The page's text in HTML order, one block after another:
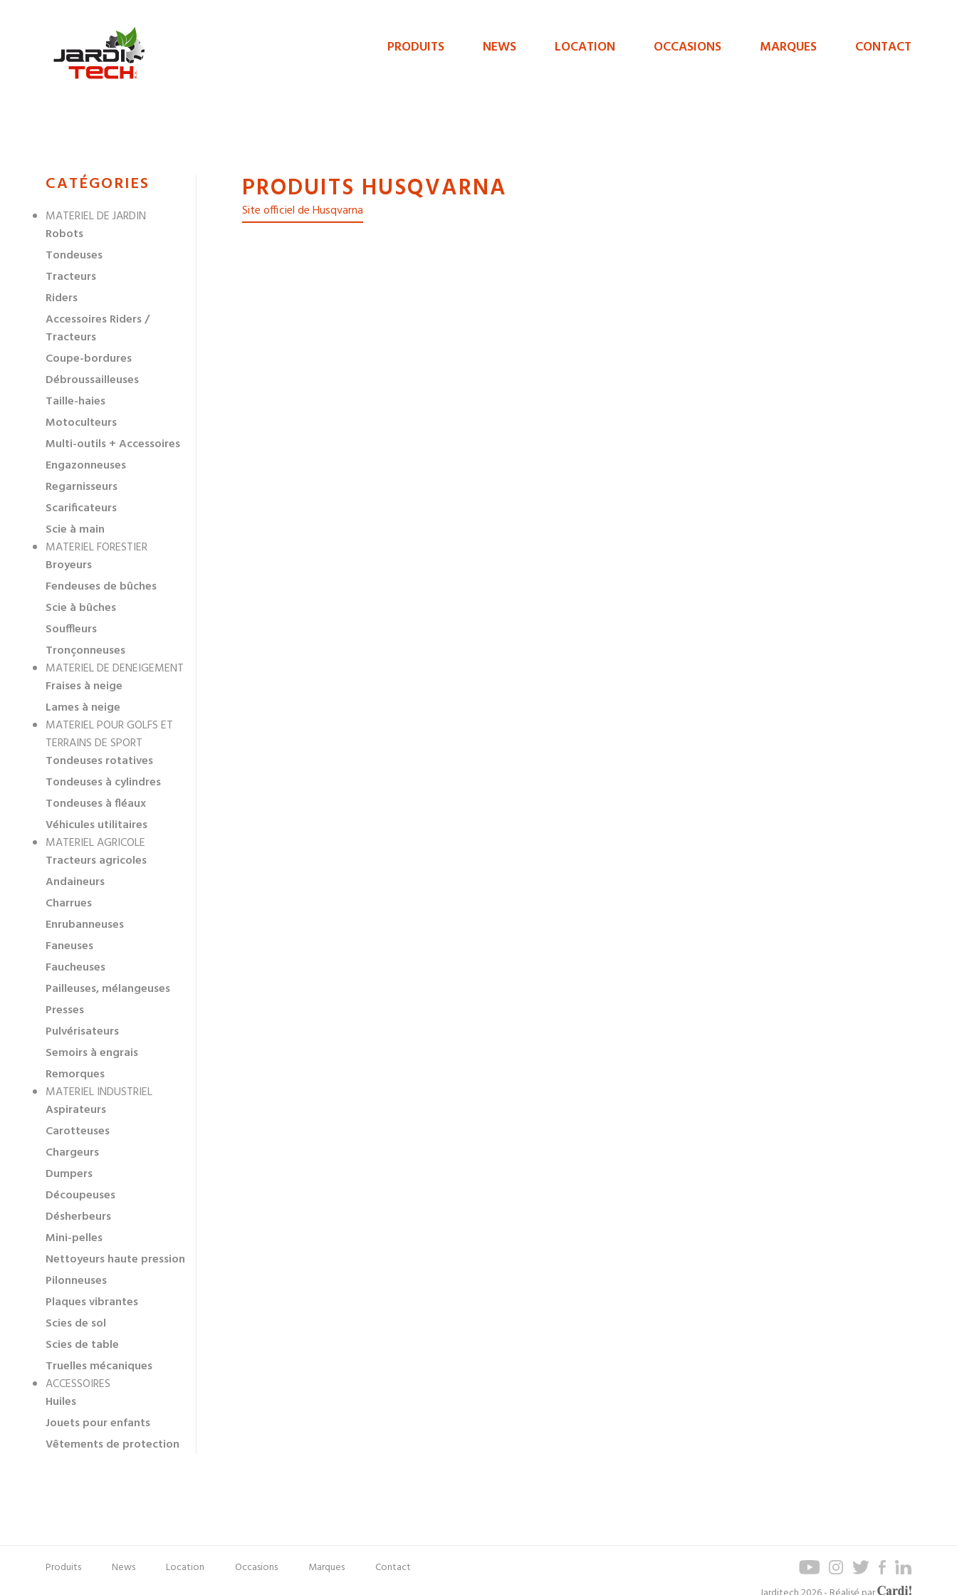
Jarditech
Menu
PRODUITS NEWS LOCATION OCCASIONS MARQUES CONTACT
MENU
NAVIGATION
DES
CATÉGORIES
MATERIEL DE JARDIN
Robots
Tondeuses
Tracteurs
Riders
Accessoires Riders /
Tracteurs
Coupe-bordures
Débroussailleuses
Taille-haies
Motoculteurs
Multi-outils + Accessoires
Engazonneuses
Regarnisseurs
Scarificateurs
Scie à main
MATERIEL FORESTIER
Broyeurs
Fendeuses de bûches
Scie à bûches
Souffleurs
Tronçonneuses
MATERIEL DE DENEIGEMENT
Fraises à neige
Lames à neige
MATERIEL POUR GOLFS ET
TERRAINS DE SPORT
Tondeuses rotatives
Tondeuses à cylindres
Tondeuses à fléaux
Véhicules utilitaires
MATERIEL AGRICOLE
Tracteurs agricoles
Andaineurs
Charrues
Enrubanneuses
Faneuses
Faucheuses
Pailleuses, mélangeuses
Presses
Pulvérisateurs
Semoirs à engrais
Remorques
MATERIEL INDUSTRIEL
Aspirateurs
Carotteuses
Chargeurs
Dumpers
Découpeuses
Désherbeurs
Mini-pelles
Nettoyeurs haute pression
Pilonneuses
Plaques vibrantes
Scies de sol
Scies de table
Truelles mécaniques
ACCESSOIRES
Huiles
Jouets pour enfants
Vêtements de protection
PRODUITS HUSQVARNA
Site officiel de Husqvarna
Pied
Menu
Produits News Location Occasions Marques
Contact